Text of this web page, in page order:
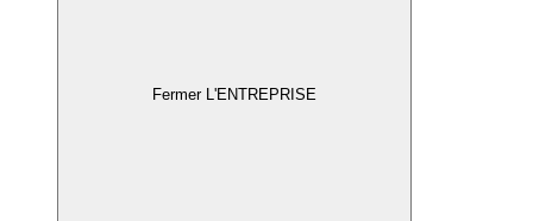
Fermer L'ENTREPRISE